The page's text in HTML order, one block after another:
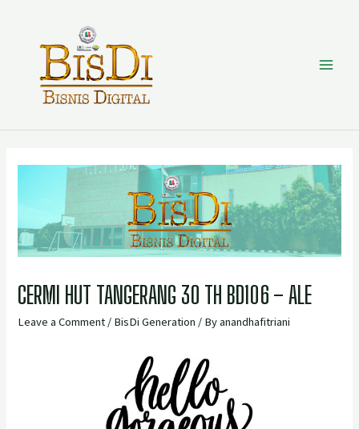
CERMI HUT TANGERANG 3O TH BD106 – ALE
Leave a Comment / BisDi Generation / Byanandhafitriani